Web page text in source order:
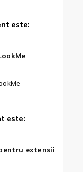
este:
este: